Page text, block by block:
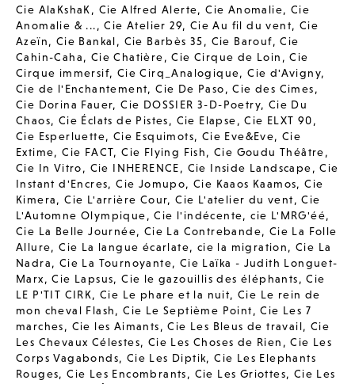
Cie AlaKshaK, Cie Alfred Alerte,Cie Anomalie, Cie
Anomalie & ...,Cie Atelier 29, Cie Au fil du vent, Cie
Azeïn, Cie Bankal, Cie Barbès 35, Cie Barouf,Cie
Cahin-Caha, Cie Chatière,Cie Cirque de Loin ,Cie
Cirque immersif, Cie Cirq_Analogique,Cie d'Avigny,
Cie de l'Enchantement,Cie De Paso,Cie des Cimes,
Cie Dorina Fauer,Cie DOSSIER 3-D-Poetry, Cie Du
Chaos, Cie Éclats de Pistes, Cie Elapse,Cie ELXT 90,
Cie Esperluette, Cie Esquimots, Cie Eve&Eve,Cie
Extime,Cie FACT,Cie Flying Fish,Cie Goudu Théâtre,
Cie In Vitro, Cie INHERENCE, Cie Inside Landscape,Cie
Instant d'Encres,Cie Jomupo,Cie Kaaos Kaamos,Cie
Kimera,Cie L'arrière Cour,Cie L'atelier du vent,Cie
L'Automne Olympique,Cie l'indécente,cie L'MRG'éé,
Cie La Belle Journée, Cie La Contrebande, Cie La Folle
Allure,Cie La langue écarlate, cie la migration,Cie La
Nadra, Cie La Tournoyante, Cie Laïka - Judith Longuet-
Marx,Cie Lapsus,Cie le gazouillis des éléphants,Cie
LE P'TIT CIRK,Cie Le phare et la nuit,Cie Le rein de
mon cheval Flash,Cie Le Septième Point,Cie Les 7
marches, Cie les Aimants,Cie Les Bleus de travail, Cie
Les Chevaux Célestes, Cie Les Choses de Rien ,Cie Les
Corps Vagabonds, Cie Les Diptik,Cie Les Elephants
Rouges,Cie Les Encombrants, Cie Les Griottes, Cie Les